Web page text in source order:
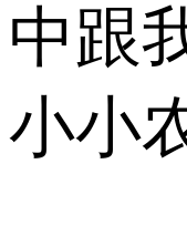
中跟
小小